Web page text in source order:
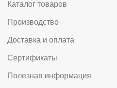
Каталог товаров
Производство
Доставка и оплата
Сертификаты
Полезная информация